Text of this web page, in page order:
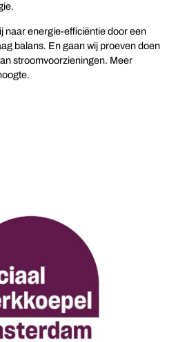
naar energie-efficiëntie door een
balans. En gaan wij proeven doen
stroomvoorzieningen. Meer